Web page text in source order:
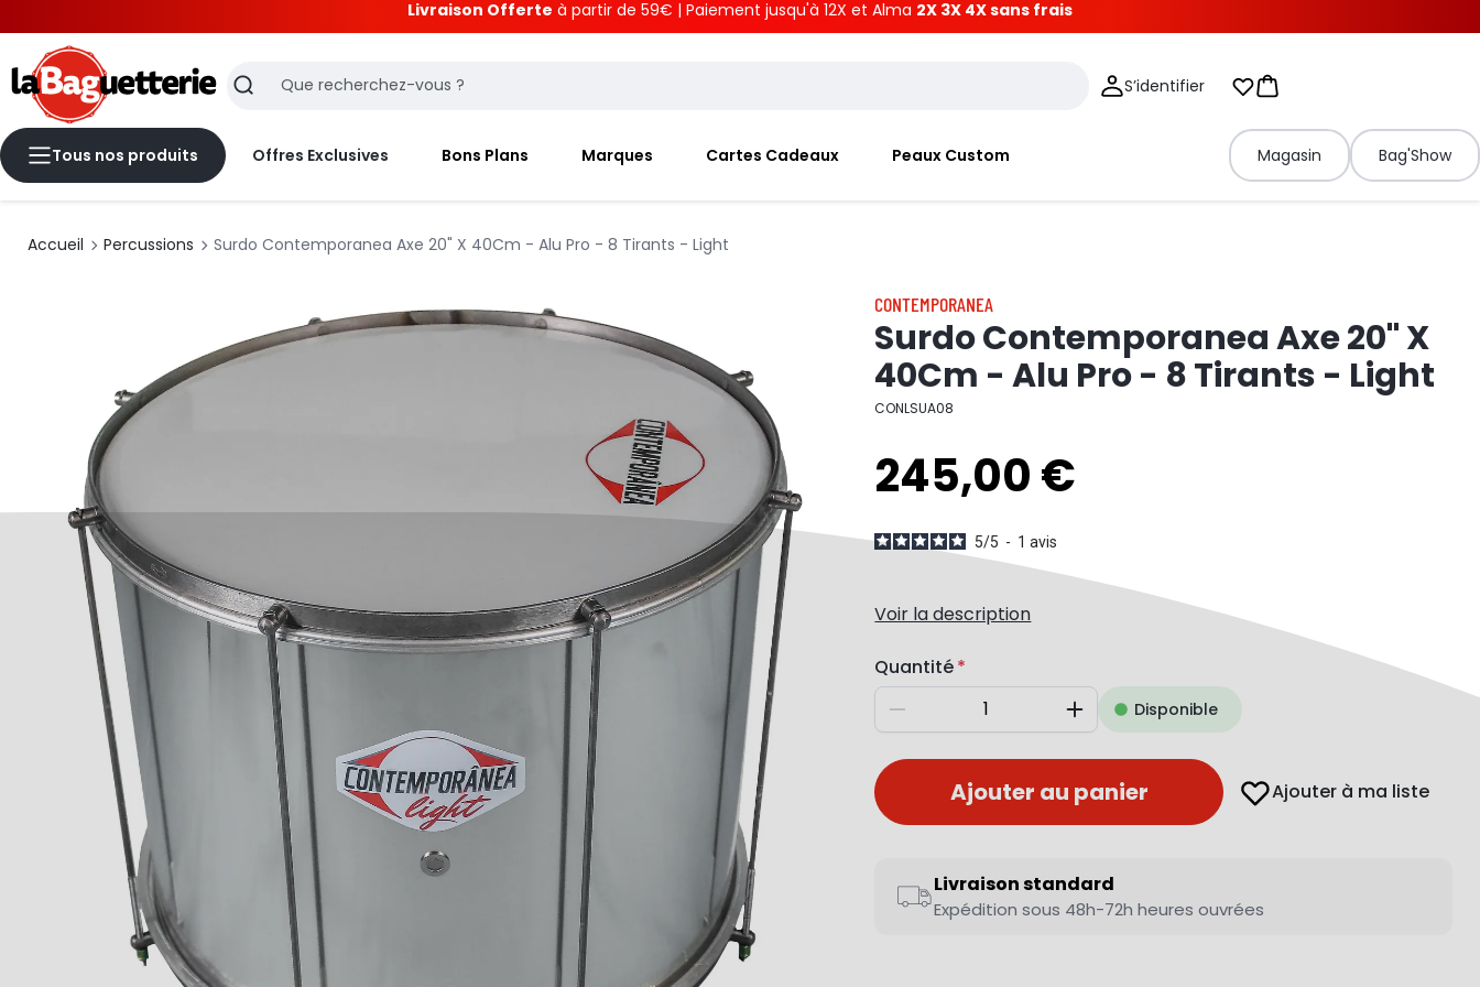
Livraison Offerte à partir de 59€ | Paiement jusqu'à 12X et Alma 2X 3X 4X sans frais
Recherche S’identifier Mes listes d'envies
Panier
Tous nos produits Offres Exclusives Bons Plans Marques Cartes Cadeaux Peaux Custom Magasin Bag'Show
Accueil Percussions Surdo Contemporanea Axe 20" X 40Cm - Alu Pro - 8 Tirants - Light
CONTEMPORANEA
Surdo Contemporanea Axe 20" X
40Cm - Alu Pro - 8 Tirants - Light
CONLSUA08
245,00 €
5/5 - 1avis
Voir la description
Quantité
Diminuer AugmenterDisponible
Ajouter au panier Ajouter à ma liste
Livraison standard
Expédition sous 48h-72h heures ouvrées